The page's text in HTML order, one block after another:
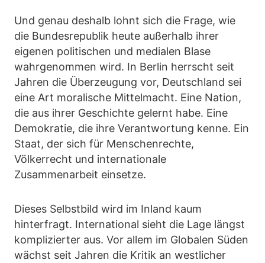
Und genau deshalb lohnt sich die Frage, wie
die Bundesrepublik heute außerhalb ihrer
eigenen politischen und medialen Blase
wahrgenommen wird. In Berlin herrscht seit
Jahren die Überzeugung vor, Deutschland sei
eine Art moralische Mittelmacht. Eine Nation,
die aus ihrer Geschichte gelernt habe. Eine
Demokratie, die ihre Verantwortung kenne. Ein
Staat, der sich für Menschenrechte,
Völkerrecht und internationale
Zusammenarbeit einsetze.
Dieses Selbstbild wird im Inland kaum
hinterfragt. International sieht die Lage längst
komplizierter aus. Vor allem im Globalen Süden
wächst seit Jahren die Kritik an westlicher